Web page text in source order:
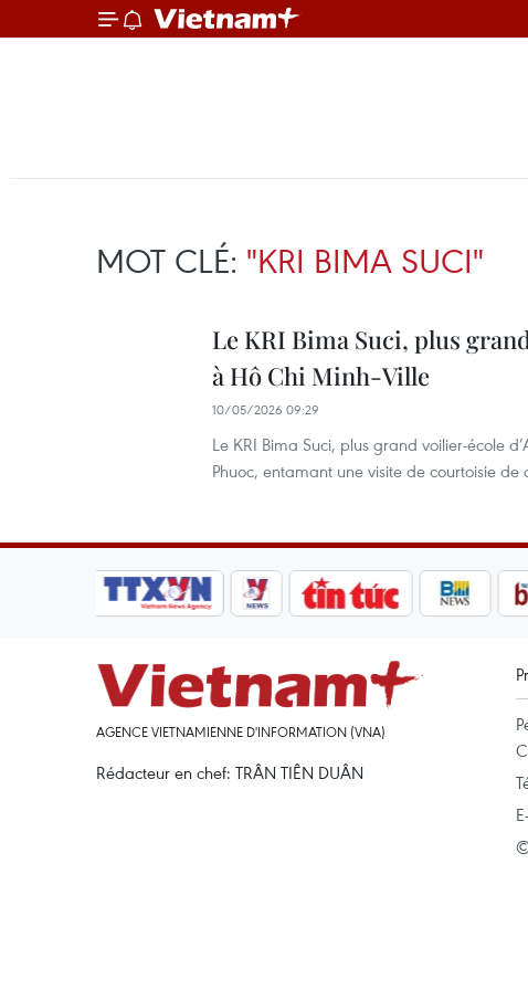
MOT CLÉ: "KRI BIMA SUCI"
Le KRI Bima Suci, plus
à Hô Chi Minh-Ville
10/05/2026 09:29
Le KRI Bima Suci, plus grand voilier-école
Phuoc, entamant une visite de courtoisie
AGENCE VIETNAMIENNE D'INFORMATION (VNA)
Rédacteur en chef: TRÂN TIÊN DUÂN